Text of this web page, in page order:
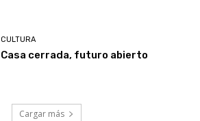
CULTURA
Casa cerrada, futuro abierto
Cargar más